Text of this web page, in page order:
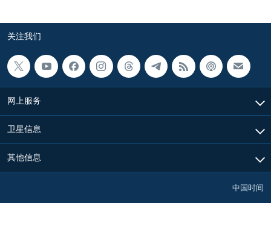
关注我们
网上服务
卫星信息
其他信息
中国时间